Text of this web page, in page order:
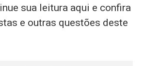
sua leitura aqui e confira
e outras questões deste